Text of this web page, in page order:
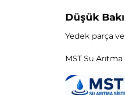
Düşük
Yedek parça
MST Su